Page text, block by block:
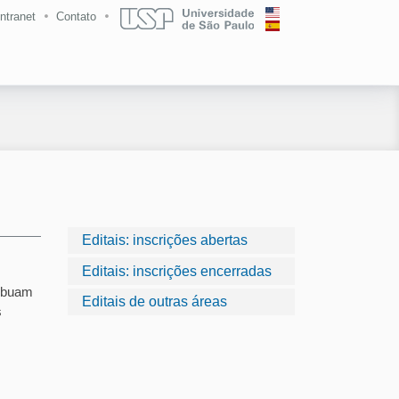
Intranet Contato
Editais: inscrições abertas
Editais: inscrições encerradas
Editais de outras áreas